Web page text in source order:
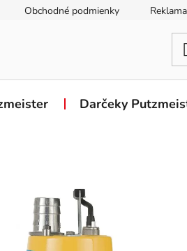
Obchodné podmienky
Darčeky